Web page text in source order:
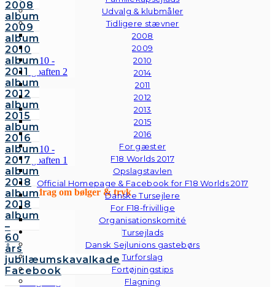
Udvalg & klubmåler
Tidligere stævner
2008
2009
2010
2014
2011
2012
2013
2015
2016
For gæster
F18 Worlds 2017
Opslagstavlen
Official Homepage & Facebook for F18 Worlds 2017
Danske Tursejlere
For F18-frivillige
Organisationskomité
Tursejlads
Dansk Sejlunions gastebørs
Turforslag
Fortøjningstips
Flagning
2008
album
2009
album
2010
album
2011
album
2012
album
2015
album
2016
album
2017
album
2018
album
2018
album
–
60
års
jubilæumskavalkade
Facebook
Foredrag om bølger & tryk